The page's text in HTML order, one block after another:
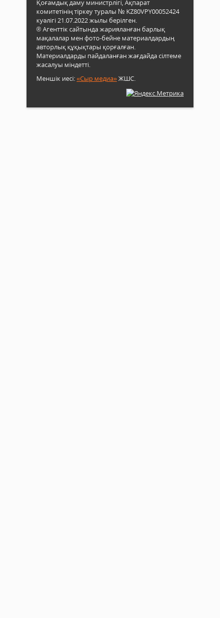
Қоғамдық даму министрлігі, Ақпарат
комитетінің тіркеу туралы № KZ80VPY00052424
куәлігі 21.07.2022 жылы берілген.
® Агенттік сайтында жарияланған барлық
мақалалар мен фото-бейне материалдардың
авторлық құқықтары қорғалған.
Материалдарды пайдаланған жағдайда сілтеме
жасалуы міндетті.
Меншік иесі:«Сыр медиа»ЖШС.